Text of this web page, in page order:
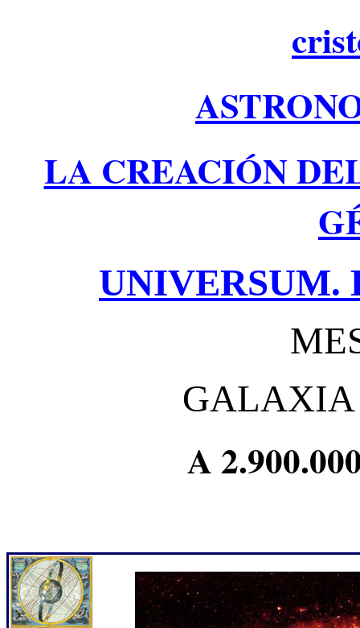
LA CREACIÓN
UNIVERSUM.
GALAXIA
A